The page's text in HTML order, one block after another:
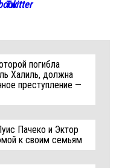
погибла
Халиль, должна
преступление —
Пачеко и Эктор
к своим семьям